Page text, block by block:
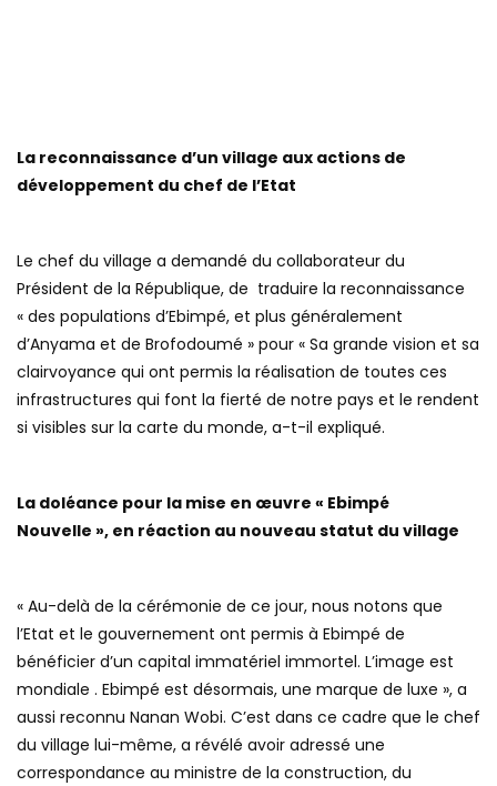
La reconnaissance d’un village aux actions de
développement du chef de l’Etat
Le chef du village a demandé du collaborateur du
Président de la République, de traduire la reconnaissance
« des populations d’Ebimpé, et plus généralement
d’Anyama et de Brofodoumé » pour « Sa grande vision et sa
clairvoyance qui ont permis la réalisation de toutes ces
infrastructures qui font la fierté de notre pays et le rendent
si visibles sur la carte du monde, a-t-il expliqué.
La doléance pour la mise en œuvre « Ebimpé
Nouvelle », en réaction au nouveau statut du village
« Au-delà de la cérémonie de ce jour, nous notons que
l’Etat et le gouvernement ont permis à Ebimpé de
bénéficier d’un capital immatériel immortel. L’image est
mondiale . Ebimpé est désormais, une marque de luxe », a
aussi reconnu Nanan Wobi. C’est dans ce cadre que le chef
du village lui-même, a révélé avoir adressé une
correspondance au ministre de la construction, du